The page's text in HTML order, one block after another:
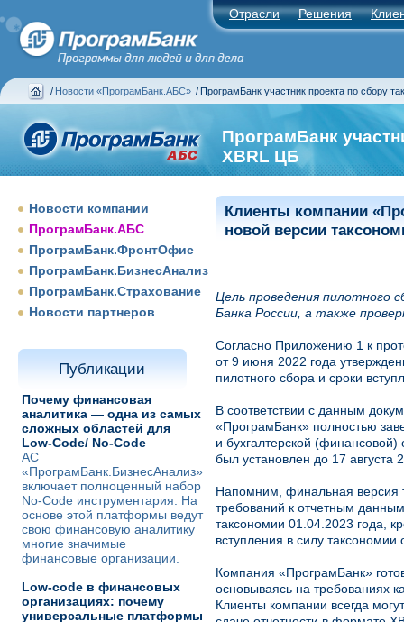
Отрасли Решения
/ Новости «ПрограмБанк.АБС» / ПрограмБанк участник проекта по сбору
ПрограмБанк
XBRL ЦБ
Новости компании
ПрограмБанк.АБС
ПрограмБанк.ФронтОфис
ПрограмБанк.БизнесАнализ
ПрограмБанк.Страхование
Новости партнеров
Публикации
Почему финансовая
аналитика — одна из самых
сложных областей для
Low-Code/ No-Code
АС
«ПрограмБанк.БизнесАнализ»
включает полноценный набор
No-Code инструментария. На
основе этой платформы ведут
свою финансовую аналитику
многие значимые
финансовые организации.
Low-code в финансовых
организациях: почему
универсальные платформы
Клиенты компании
новой версии
Цель проведения пилотного
Банка России, а также
Согласно Приложению 1 к
от 9 июня 2022 года
пилотного сбора и сроки
В соответствии с данным
«ПрограмБанк» полностью
и бухгалтерской
был установлен до 17 августа
Напомним, финальная версия
требований к отчетным
таксономии 01.04.2023 года,
вступления в силу
Компания «ПрограмБанк»
основываясь на требованиях
Клиенты компании всегда